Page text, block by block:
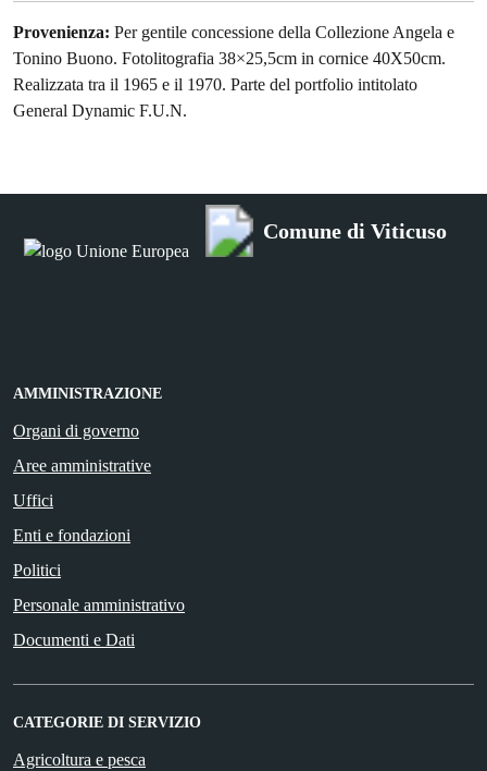
Provenienza: Per gentile concessione della Collezione Angela e
Tonino Buono. Fotolitografia 38×25,5cm in cornice 40X50cm.
Realizzata tra il 1965 e il 1970. Parte del portfolio intitolato
General Dynamic F.U.N.
Comune di Viticuso
AMMINISTRAZIONE
Organi di governo
Aree amministrative
Uffici
Enti e fondazioni
Politici
Personale amministrativo
Documenti e Dati
CATEGORIE DI SERVIZIO
Agricoltura e pesca